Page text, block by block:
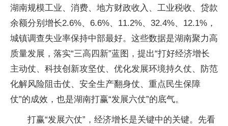
湖南规模工业、消费、地方财政收入、工业税收、贷款
余额分别增长2.6%、6.6%、11.2%、32.4%、12.1%，
城镇调查失业率保持中部最好。这些数据是湖南聚力高
质量发展，落实“三高四新”蓝图，提出“打好经济增长
主动仗、科技创新攻坚仗、优化发展环境持久仗、防范
化解风险阻击仗、安全生产翻身仗、重点民生保障
仗”的成效，也是湖南打赢“发展六仗”的底气。
打赢“发展六仗”，经济增长是关键中的关键。先看